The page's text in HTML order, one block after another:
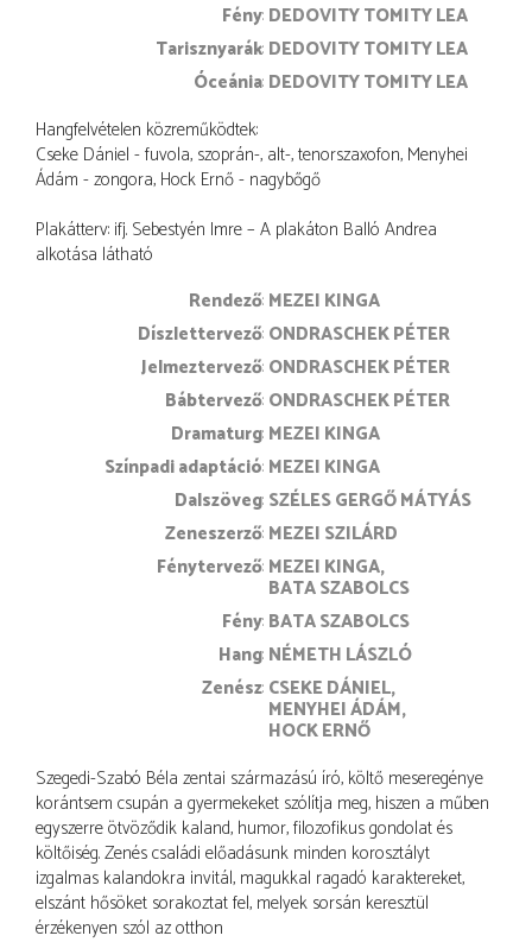
Fény DEDOVITY TOMITY LEA
Tarisznyarák DEDOVITY TOMITY LEA
Óceánia DEDOVITY TOMITY LEA
Hangfelvételen közreműködtek:
Cseke Dániel - fuvola, szoprán-, alt-, tenorszaxofon, Menyhei
Ádám - zongora, Hock Ernő - nagybőgő
Plakátterv: ifj. Sebestyén Imre – A plakáton Balló Andrea
alkotása látható
rendező MEZEI KINGA
díszlettervező ONDRASCHEK PÉTER
jelmeztervező ONDRASCHEK PÉTER
bábtervező ONDRASCHEK PÉTER
dramaturg MEZEI KINGA
színpadi adaptáció MEZEI KINGA
dalszöveg SZÉLES GERGŐ MÁTYÁS
zeneszerző MEZEI SZILÁRD
fénytervező MEZEI KINGA
BATA SZABOLCS
fény BATA SZABOLCS
hang NÉMETH LÁSZLÓ
zenész CSEKE DÁNIEL
MENYHEI ÁDÁM
HOCK ERNŐ
Szegedi-Szabó Béla zentai származású író, költő meseregénye
korántsem csupán a gyermekeket szólítja meg, hiszen a műben
egyszerre ötvöződik kaland, humor, filozofikus gondolat és
költőiség. Zenés családi előadásunk minden korosztályt
izgalmas kalandokra invitál, magukkal ragadó karaktereket,
elszánt hősöket sorakoztat fel, melyek sorsán keresztül
érzékenyen szól az otthon